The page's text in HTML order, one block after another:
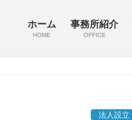
ホーム
HOME
事務所紹介
OFFICE
法人設立